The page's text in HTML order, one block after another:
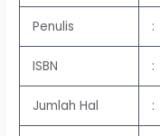
Penulis :
ISBN :
Jumlah Hal :